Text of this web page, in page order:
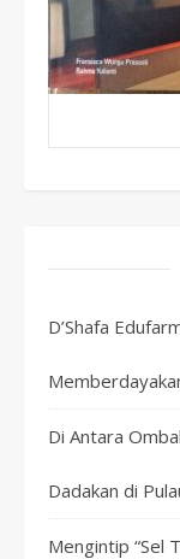
D’Shafa
Di Antara
Dadakan di
Mengintip “Sel